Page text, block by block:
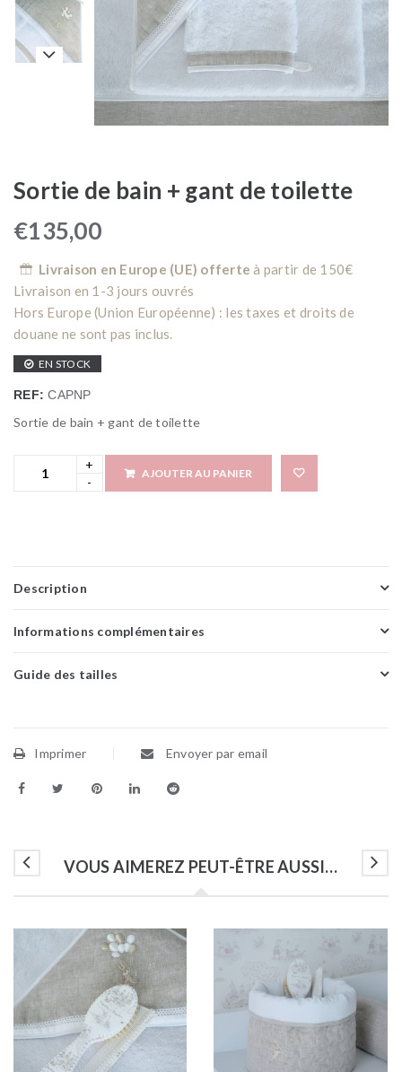
Sortie de bain + gant de toilette
€135,00
Livraison en Europe (UE) offerte à partir de 150€
Livraison en 1-3 jours ouvrés
Hors Europe (Union Européenne) : les taxes et droits de
douane ne sont pas inclus.
EN STOCK
REF:CAPNP
Sortie de bain + gant de toilette
AJOUTER AU PANIER
Description
Informations complémentaires
Guide des tailles
Imprimer Envoyer par email
VOUS AIMEREZ PEUT-ÊTRE AUSSI…